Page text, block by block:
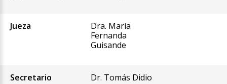
Jueza
Dra. María
Fernanda
Guisande
Secretario Dr. Tomás Didio